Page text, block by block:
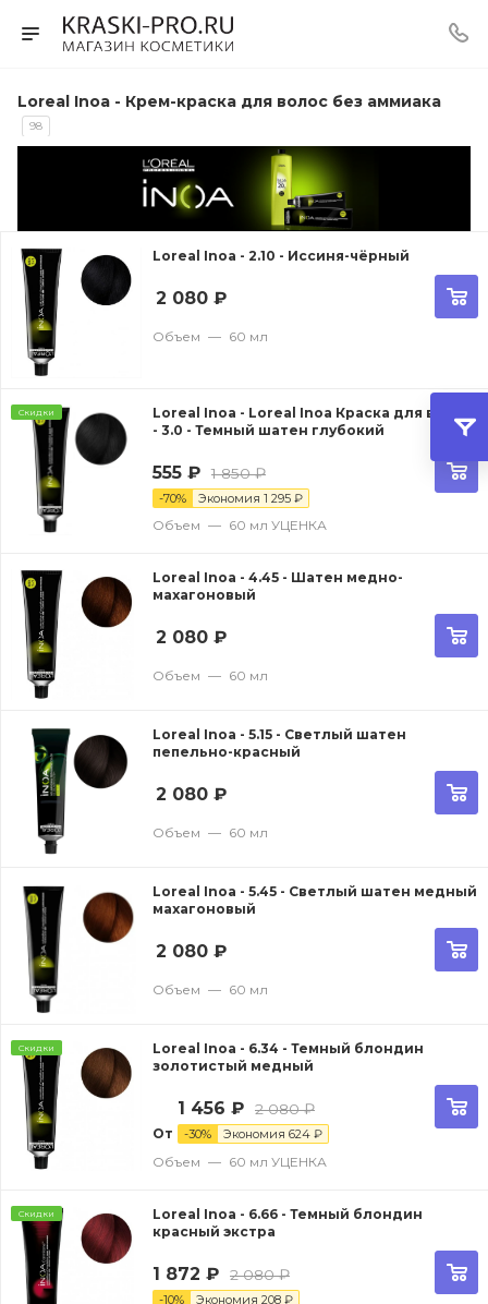
Loreal Inoa - Крем-краска для волос без аммиака
98
Loreal Inoa - 2.10 - Иссиня-чёрный
2 080 ₽
Объем — 60 мл
Скидки
Loreal Inoa - Loreal Inoa Краска для волос
- 3.0 - Темный шатен глубокий
555 ₽ 1 850₽
-70% Экономия 1 295 ₽
Объем — 60 мл УЦЕНКА
Loreal Inoa - 4.45 - Шатен медно-
махагоновый
2 080 ₽
Объем — 60 мл
Loreal Inoa - 5.15 - Светлый шатен
пепельно-красный
2 080 ₽
Объем — 60 мл
Loreal Inoa - 5.45 - Светлый шатен медный
махагоновый
2 080 ₽
Объем — 60 мл
Скидки
Loreal Inoa - 6.34 - Темный блондин
золотистый медный
От
1 456 ₽ 2 080₽
-30% Экономия 624 ₽
Объем — 60 мл УЦЕНКА
Скидки
Loreal Inoa - 6.66 - Темный блондин
красный экстра
1 872 ₽ 2 080₽
-10% Экономия 208 ₽